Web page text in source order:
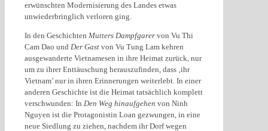
erwünschten Modernisierung des Landes etwas
unwiederbringlich verloren ging.
In den Geschichten Mutters Dampfgarer von Vu Thi
Cam Dao und Der Gast von Vu Tung Lam kehren
ausgewanderte Vietnamesen in ihre Heimat zurück, nur
um zu ihrer Enttäuschung herauszufinden, dass ‚ihr
Vietnam’ nur in ihren Erinnerungen weiterlebt. In einer
anderen Geschichte ist die Heimat tatsächlich komplett
verschwunden: In Den Weg hinaufgehen von Ninh
Nguyen ist die Protagonistin Loan gezwungen, in eine
neue Siedlung zu ziehen, nachdem ihr Dorf wegen